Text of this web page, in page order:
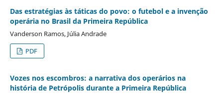
Das estratégias às táticas do povo: o futebol e a invenção
operária no Brasil da Primeira República
Vanderson Ramos, Júlia Andrade
PDF
Vozes nos escombros: a narrativa dos operários na
história de Petrópolis durante a Primeira República